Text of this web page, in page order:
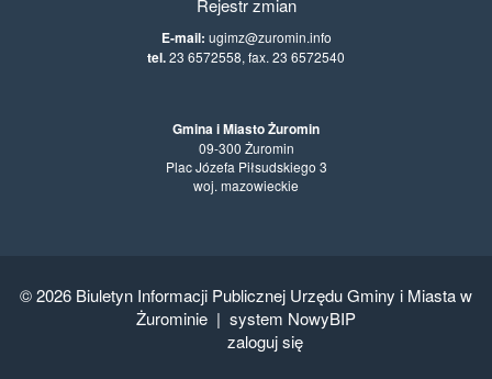
E-mail: ugimz@zuromin.info
tel.23 6572558, fax. 23 6572540
Gmina i Miasto Żuromin
09-300 Żuromin
Plac Józefa Piłsudskiego 3
woj. mazowieckie
© 2026 Biuletyn Informacji Publicznej Urzędu Gminy i Miasta w
Żurominie | system NowyBIP
zaloguj się